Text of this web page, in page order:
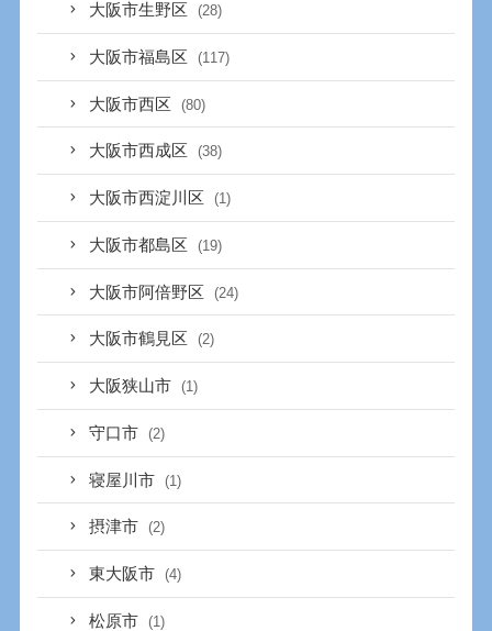
大阪市生野区 (28)
大阪市福島区 (117)
大阪市西区 (80)
大阪市西成区 (38)
大阪市西淀川区 (1)
大阪市都島区 (19)
大阪市阿倍野区 (24)
大阪市鶴見区 (2)
大阪狭山市 (1)
守口市 (2)
寝屋川市 (1)
摂津市 (2)
東大阪市 (4)
松原市 (1)